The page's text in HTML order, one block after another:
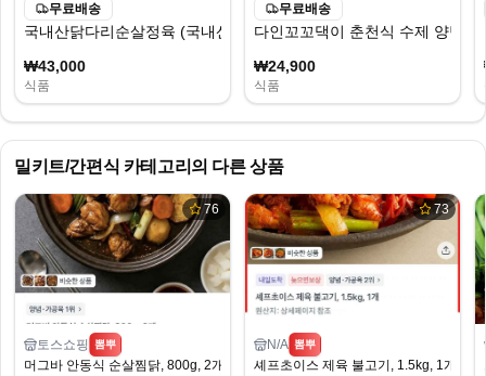
무료배송
국내산닭다리순살정육 (국내산/3KG/냉장), 3kg, 1개
₩43,000
식품
무료배송
다인꼬꼬댁이 춘천식 수제 양념
₩24,900
식품
밀키트/간편식 카테고리의 다른 상품
76
토스쇼핑 뽐뿌
머그바 안동식 순살찜닭, 800g, 2개
73
N/A 뽐뿌
셰프초이스 제육 불고기, 1.5kg, 1개